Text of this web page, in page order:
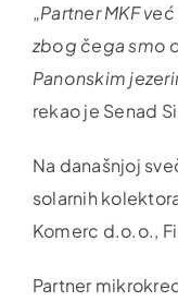
„Partner MKF
zbog čega smo
Panonskim
rekao je Senad
Na današnjoj
solarnih
Komerc d.o.o.,
Partner